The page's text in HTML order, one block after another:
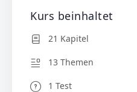
Kurs beinhaltet
21 Kapitel
13 Themen
1 Test